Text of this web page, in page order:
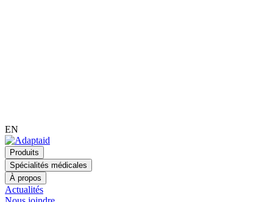
EN
Produits
Spécialités médicales
À propos
Actualités